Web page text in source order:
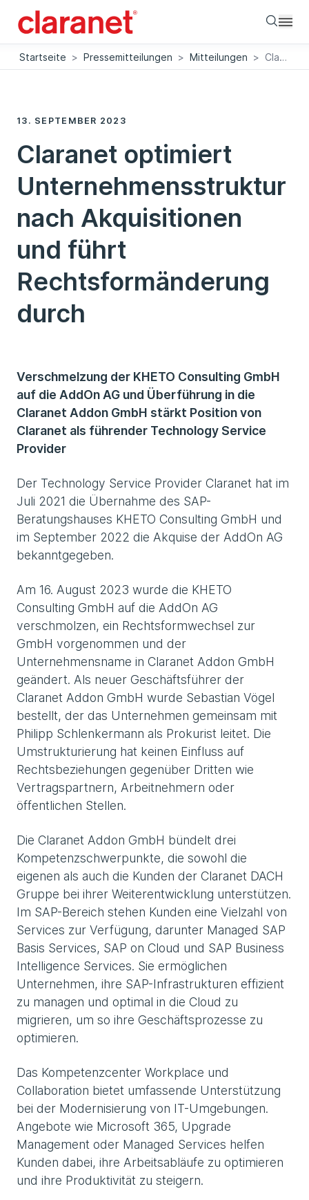
Startseite > Pressemitteilungen > Mitteilungen > Claranet optimiert Unternehmensstruktur nach Akquisitionen und führt Rechtsformänderung durch
13. SEPTEMBER 2023
Claranet optimiert
Unternehmensstruktur
nach Akquisitionen
und führt
Rechtsformänderung
durch
Verschmelzung der KHETO Consulting GmbH
auf die AddOn AG und Überführung in die
Claranet Addon GmbH stärkt Position von
Claranet als führender Technology Service
Provider
Der Technology Service Provider Claranet hat im
Juli 2021 die Übernahme des SAP-
Beratungshauses KHETO Consulting GmbH und
im September 2022 die Akquise der AddOn AG
bekanntgegeben.
Am 16. August 2023 wurde die KHETO
Consulting GmbH auf die AddOn AG
verschmolzen, ein Rechtsformwechsel zur
GmbH vorgenommen und der
Unternehmensname in Claranet Addon GmbH
geändert. Als neuer Geschäftsführer der
Claranet Addon GmbH wurde Sebastian Vögel
bestellt, der das Unternehmen gemeinsam mit
Philipp Schlenkermann als Prokurist leitet. Die
Umstrukturierung hat keinen Einfluss auf
Rechtsbeziehungen gegenüber Dritten wie
Vertragspartnern, Arbeitnehmern oder
öffentlichen Stellen.
Die Claranet Addon GmbH bündelt drei
Kompetenzschwerpunkte, die sowohl die
eigenen als auch die Kunden der Claranet DACH
Gruppe bei ihrer Weiterentwicklung unterstützen.
Im SAP-Bereich stehen Kunden eine Vielzahl von
Services zur Verfügung, darunter Managed SAP
Basis Services, SAP on Cloud und SAP Business
Intelligence Services. Sie ermöglichen
Unternehmen, ihre SAP-Infrastrukturen effizient
zu managen und optimal in die Cloud zu
migrieren, um so ihre Geschäftsprozesse zu
optimieren.
Das Kompetenzcenter Workplace und
Collaboration bietet umfassende Unterstützung
bei der Modernisierung von IT-Umgebungen.
Angebote wie Microsoft 365, Upgrade
Management oder Managed Services helfen
Kunden dabei, ihre Arbeitsabläufe zu optimieren
und ihre Produktivität zu steigern.